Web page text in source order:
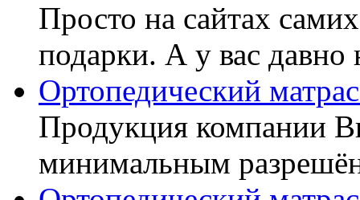
Просто на сайтах
подарки. А у вас
Ортопедический
Продукция компании
минимальным